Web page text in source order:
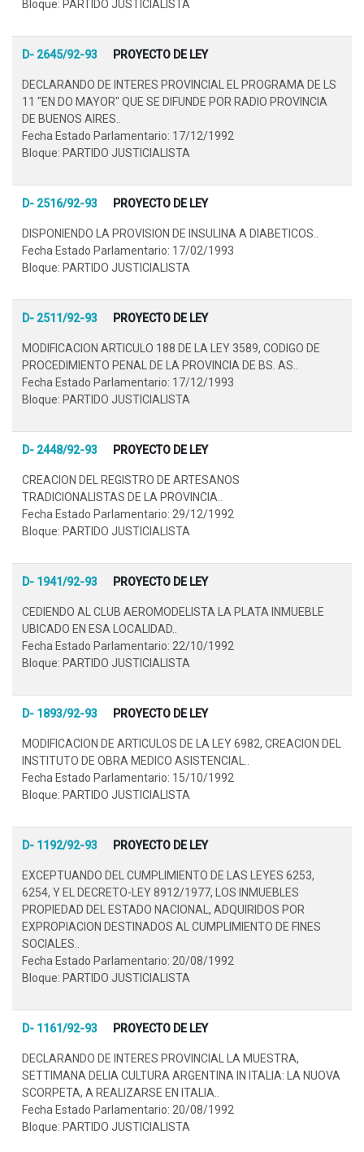
Bloque: PARTIDO JUSTICIALISTA
D- 2645/92-93 PROYECTO DE LEY
DECLARANDO DE INTERES PROVINCIAL EL PROGRAMA DE LS
11 "EN DO MAYOR" QUE SE DIFUNDE POR RADIO PROVINCIA
DE BUENOS AIRES..
Fecha Estado Parlamentario: 17/12/1992
Bloque: PARTIDO JUSTICIALISTA
D- 2516/92-93 PROYECTO DE LEY
DISPONIENDO LA PROVISION DE INSULINA A DIABETICOS..
Fecha Estado Parlamentario: 17/02/1993
Bloque: PARTIDO JUSTICIALISTA
D- 2511/92-93 PROYECTO DE LEY
MODIFICACION ARTICULO 188 DE LA LEY 3589, CODIGO DE
PROCEDIMIENTO PENAL DE LA PROVINCIA DE BS. AS..
Fecha Estado Parlamentario: 17/12/1993
Bloque: PARTIDO JUSTICIALISTA
D- 2448/92-93 PROYECTO DE LEY
CREACION DEL REGISTRO DE ARTESANOS
TRADICIONALISTAS DE LA PROVINCIA..
Fecha Estado Parlamentario: 29/12/1992
Bloque: PARTIDO JUSTICIALISTA
D- 1941/92-93 PROYECTO DE LEY
CEDIENDO AL CLUB AEROMODELISTA LA PLATA INMUEBLE
UBICADO EN ESA LOCALIDAD..
Fecha Estado Parlamentario: 22/10/1992
Bloque: PARTIDO JUSTICIALISTA
D- 1893/92-93 PROYECTO DE LEY
MODIFICACION DE ARTICULOS DE LA LEY 6982, CREACION DEL
INSTITUTO DE OBRA MEDICO ASISTENCIAL..
Fecha Estado Parlamentario: 15/10/1992
Bloque: PARTIDO JUSTICIALISTA
D- 1192/92-93 PROYECTO DE LEY
EXCEPTUANDO DEL CUMPLIMIENTO DE LAS LEYES 6253,
6254, Y EL DECRETO-LEY 8912/1977, LOS INMUEBLES
PROPIEDAD DEL ESTADO NACIONAL, ADQUIRIDOS POR
EXPROPIACION DESTINADOS AL CUMPLIMIENTO DE FINES
SOCIALES..
Fecha Estado Parlamentario: 20/08/1992
Bloque: PARTIDO JUSTICIALISTA
D- 1161/92-93 PROYECTO DE LEY
DECLARANDO DE INTERES PROVINCIAL LA MUESTRA,
SETTIMANA DELIA CULTURA ARGENTINA IN ITALIA: LA NUOVA
SCORPETA, A REALIZARSE EN ITALIA..
Fecha Estado Parlamentario: 20/08/1992
Bloque: PARTIDO JUSTICIALISTA